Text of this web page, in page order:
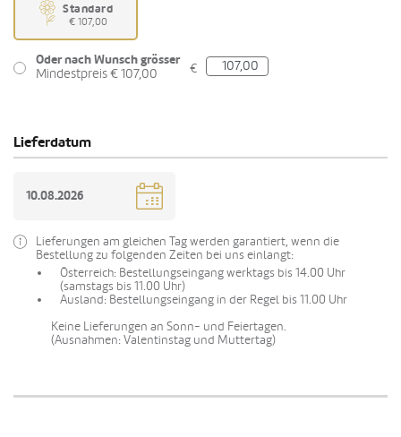
Standard
€ 107,00
Oder nach Wunsch grösser
Mindestpreis € 107,00
€
Lieferdatum
Lieferungen am gleichen Tag werden garantiert, wenn die
Bestellung zu folgenden Zeiten bei uns einlangt:
Österreich: Bestellungseingang werktags bis 14.00 Uhr
(samstags bis 11.00 Uhr)
Ausland: Bestellungseingang in der Regel bis 11.00 Uhr
Keine Lieferungen an Sonn- und Feiertagen.
(Ausnahmen: Valentinstag und Muttertag)